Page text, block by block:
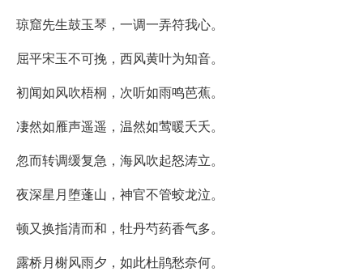
琼窟先生鼓玉琴，一调一弄符我心。
屈平宋玉不可挽，西风黄叶为知音。
初闻如风吹梧桐，次听如雨鸣芭蕉。
凄然如雁声遥遥，温然如莺暖夭夭。
忽而转调缓复急，海风吹起怒涛立。
夜深星月堕蓬山，神官不管蛟龙泣。
顿又换指清而和，牡丹芍药香气多。
露桥月榭风雨夕，如此杜鹃愁奈何。